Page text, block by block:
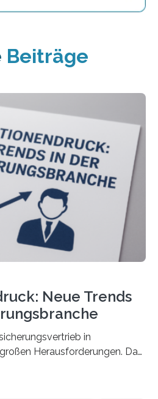
Beiträge
Neue Trends
in
Herausforderungen. Das
Prof. Dr. Lukas Linnenbrink